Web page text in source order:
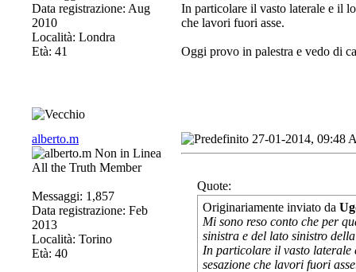
Data registrazione: Aug
2010
Località: Londra
Età: 41
In particolare il vasto laterale e il
che lavori fuori asse.
Oggi provo in palestra e vedo di
alberto.m
All the Truth Member
Messaggi: 1,857
Data registrazione: Feb
2013
Località: Torino
Età: 40
27-01-2014, 09:48
Quote:
Originariamente inviato da
Mi sono reso conto che per
sinistra e del lato sinistro
In particolare il vasto
sesazione che lavori fuori